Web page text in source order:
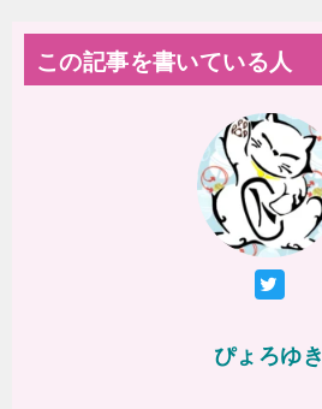
この記事を書いている人
ぴょろゆき